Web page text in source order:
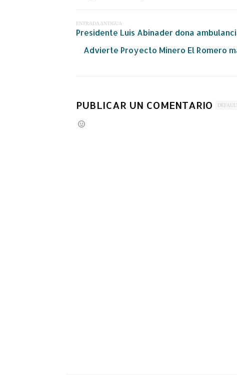
ENTRADA ANTIGUA
Presidente Luis Abinader dona
Advierte Proyecto Minero El Romero
PUBLICAR UN COMENTARIO